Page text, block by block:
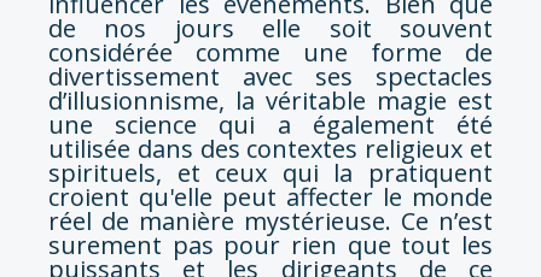
de nos jours elle soit souvent
considérée comme une forme de
divertissement avec ses spectacles
d’illusionnisme, la véritable magie est
une science qui a également été
utilisée dans des contextes religieux et
spirituels, et ceux qui la pratiquent
croient qu'elle peut affecter le monde
réel de manière mystérieuse. Ce n’est
surement pas pour rien que tout les
puissants et les dirigeants de ce